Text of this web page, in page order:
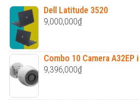
Dell Latitude 3520
9,000,000₫
Combo 10 Camera A32EP
9,396,000₫